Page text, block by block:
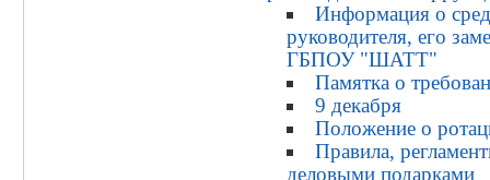
Информация о
руководителя, его
ГБПОУ "ШАТТ"
Памятка о
9 декабря
Положение о
Правила,
деловыми подарками